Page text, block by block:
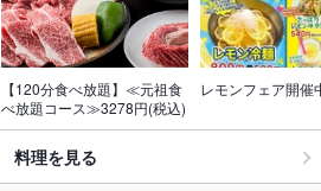
【120分食べ放題】≪元祖食
べ放題コース≫3278円(税込)
レモンフェア開催
料理を見る